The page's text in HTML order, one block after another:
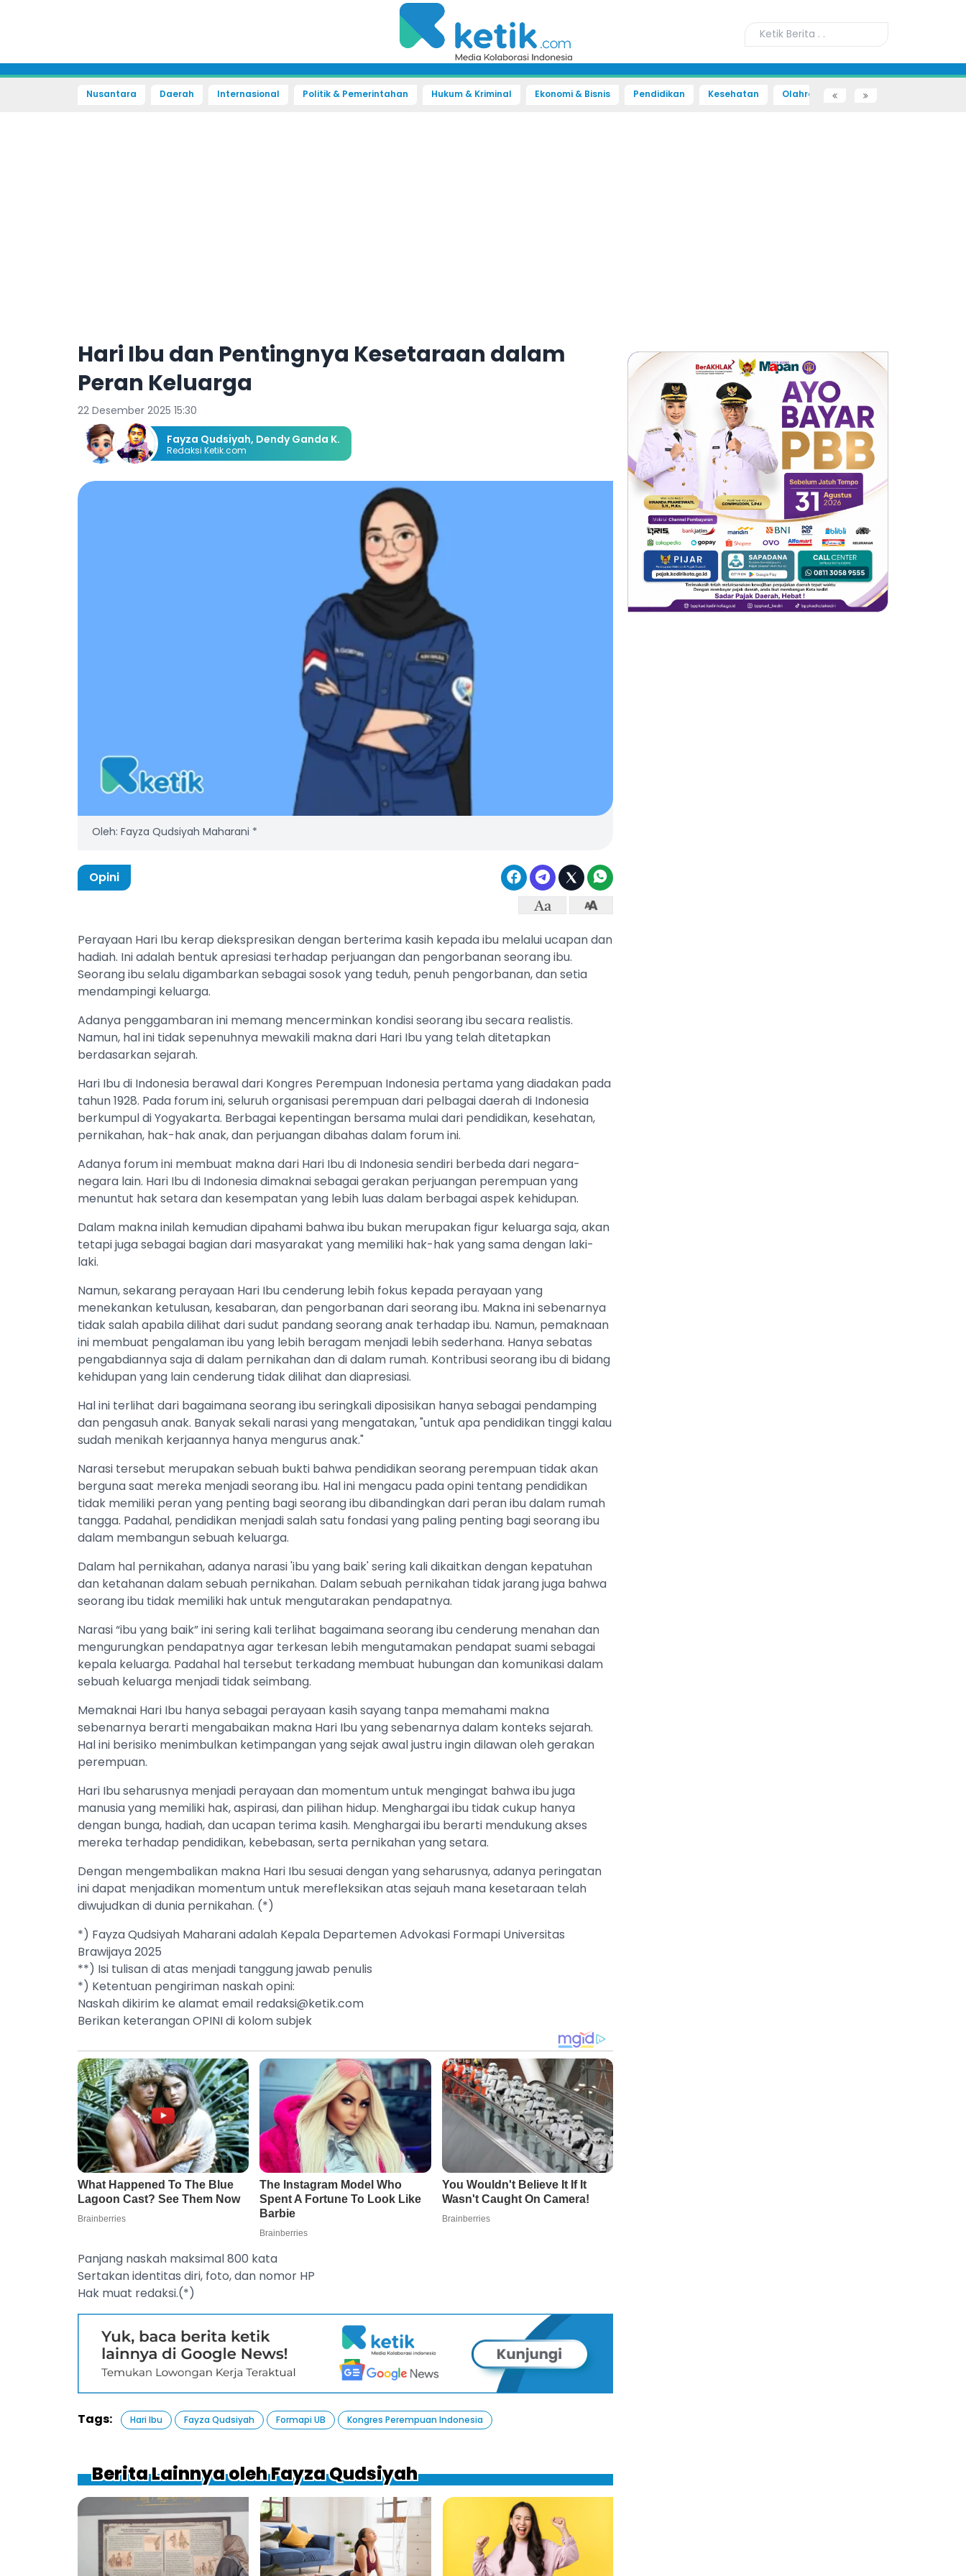
Nusantara Daerah Internasional Politik & Pemerintahan Hukum & Kriminal Ekonomi & Bisnis Pendidikan Kesehatan Olahraga Sains dan Teknologi
Hari Ibu dan Pentingnya Kesetaraan dalam
Peran Keluarga
22 Desember 2025 15:30
Fayza Qudsiyah, Dendy Ganda K.
Redaksi Ketik.com
Oleh: Fayza Qudsiyah Maharani *
Opini
Perayaan Hari Ibu kerap diekspresikan dengan berterima kasih kepada ibu melalui ucapan dan
hadiah. Ini adalah bentuk apresiasi terhadap perjuangan dan pengorbanan seorang ibu.
Seorang ibu selalu digambarkan sebagai sosok yang teduh, penuh pengorbanan, dan setia
mendampingi keluarga.
Adanya penggambaran ini memang mencerminkan kondisi seorang ibu secara realistis.
Namun, hal ini tidak sepenuhnya mewakili makna dari Hari Ibu yang telah ditetapkan
berdasarkan sejarah.
Hari Ibu di Indonesia berawal dari Kongres Perempuan Indonesia pertama yang diadakan pada
tahun 1928. Pada forum ini, seluruh organisasi perempuan dari pelbagai daerah di Indonesia
berkumpul di Yogyakarta. Berbagai kepentingan bersama mulai dari pendidikan, kesehatan,
pernikahan, hak-hak anak, dan perjuangan dibahas dalam forum ini.
Adanya forum ini membuat makna dari Hari Ibu di Indonesia sendiri berbeda dari negara-
negara lain. Hari Ibu di Indonesia dimaknai sebagai gerakan perjuangan perempuan yang
menuntut hak setara dan kesempatan yang lebih luas dalam berbagai aspek kehidupan.
Dalam makna inilah kemudian dipahami bahwa ibu bukan merupakan figur keluarga saja, akan
tetapi juga sebagai bagian dari masyarakat yang memiliki hak-hak yang sama dengan laki-
laki.
Namun, sekarang perayaan Hari Ibu cenderung lebih fokus kepada perayaan yang
menekankan ketulusan, kesabaran, dan pengorbanan dari seorang ibu. Makna ini sebenarnya
tidak salah apabila dilihat dari sudut pandang seorang anak terhadap ibu. Namun, pemaknaan
ini membuat pengalaman ibu yang lebih beragam menjadi lebih sederhana. Hanya sebatas
pengabdiannya saja di dalam pernikahan dan di dalam rumah. Kontribusi seorang ibu di bidang
kehidupan yang lain cenderung tidak dilihat dan diapresiasi.
Hal ini terlihat dari bagaimana seorang ibu seringkali diposisikan hanya sebagai pendamping
dan pengasuh anak. Banyak sekali narasi yang mengatakan, "untuk apa pendidikan tinggi kalau
sudah menikah kerjaannya hanya mengurus anak."
Narasi tersebut merupakan sebuah bukti bahwa pendidikan seorang perempuan tidak akan
berguna saat mereka menjadi seorang ibu. Hal ini mengacu pada opini tentang pendidikan
tidak memiliki peran yang penting bagi seorang ibu dibandingkan dari peran ibu dalam rumah
tangga. Padahal, pendidikan menjadi salah satu fondasi yang paling penting bagi seorang ibu
dalam membangun sebuah keluarga.
Dalam hal pernikahan, adanya narasi 'ibu yang baik' sering kali dikaitkan dengan kepatuhan
dan ketahanan dalam sebuah pernikahan. Dalam sebuah pernikahan tidak jarang juga bahwa
seorang ibu tidak memiliki hak untuk mengutarakan pendapatnya.
Narasi “ibu yang baik” ini sering kali terlihat bagaimana seorang ibu cenderung menahan dan
mengurungkan pendapatnya agar terkesan lebih mengutamakan pendapat suami sebagai
kepala keluarga. Padahal hal tersebut terkadang membuat hubungan dan komunikasi dalam
sebuah keluarga menjadi tidak seimbang.
Memaknai Hari Ibu hanya sebagai perayaan kasih sayang tanpa memahami makna
sebenarnya berarti mengabaikan makna Hari Ibu yang sebenarnya dalam konteks sejarah.
Hal ini berisiko menimbulkan ketimpangan yang sejak awal justru ingin dilawan oleh gerakan
perempuan.
Hari Ibu seharusnya menjadi perayaan dan momentum untuk mengingat bahwa ibu juga
manusia yang memiliki hak, aspirasi, dan pilihan hidup. Menghargai ibu tidak cukup hanya
dengan bunga, hadiah, dan ucapan terima kasih. Menghargai ibu berarti mendukung akses
mereka terhadap pendidikan, kebebasan, serta pernikahan yang setara.
Dengan mengembalikan makna Hari Ibu sesuai dengan yang seharusnya, adanya peringatan
ini dapat menjadikan momentum untuk merefleksikan atas sejauh mana kesetaraan telah
diwujudkan di dunia pernikahan. (*)
*) Fayza Qudsiyah Maharani adalah Kepala Departemen Advokasi Formapi Universitas
Brawijaya 2025
**) Isi tulisan di atas menjadi tanggung jawab penulis
*) Ketentuan pengiriman naskah opini:
Naskah dikirim ke alamat email redaksi@ketik.com
Berikan keterangan OPINI di kolom subjek
Panjang naskah maksimal 800 kata
Sertakan identitas diri, foto, dan nomor HP
Hak muat redaksi.(*)
Tags: Hari Ibu Fayza Qudsiyah Formapi UB Kongres Perempuan Indonesia
Berita Lainnya oleh Fayza Qudsiyah